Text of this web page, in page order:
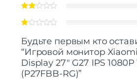
Будьте первым кто
“Игровой монитор
Display 27″ G27 IPS 1080P
(P27FBB-RG)”